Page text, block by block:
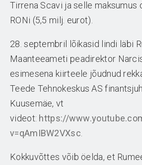
Tirrena Scavi ja selle maksumus
RONi (5,5 milj. eurot).
28. septembril lõikasid lindi läbi
Maanteeameti peadirektor
esimesena kiirteele jõudnud
Teede Tehnokeskus AS
Kuusemäe, vt
videot: https://
v=qAmIBW2VXsc
Kokkuvõttes võib öelda, et